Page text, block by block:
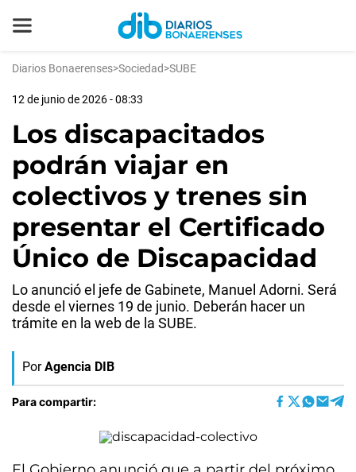
Diarios Bonaerenses>Sociedad>SUBE
12 de junio de 2026 - 08:33
Los discapacitados
podrán viajar en
colectivos y trenes sin
presentar el Certificado
Único de Discapacidad
Lo anunció el jefe de Gabinete, Manuel Adorni. Será
desde el viernes 19 de junio. Deberán hacer un
trámite en la web de la SUBE.
Por Agencia DIB
Para compartir: